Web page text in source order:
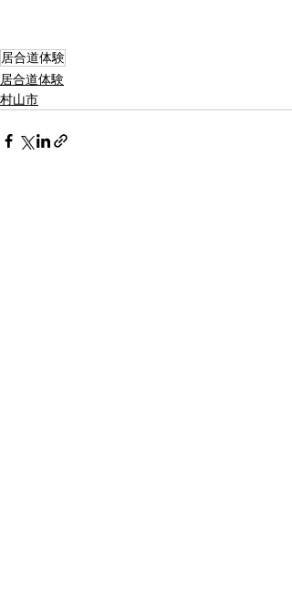
居合道体験
居合道体験
村山市